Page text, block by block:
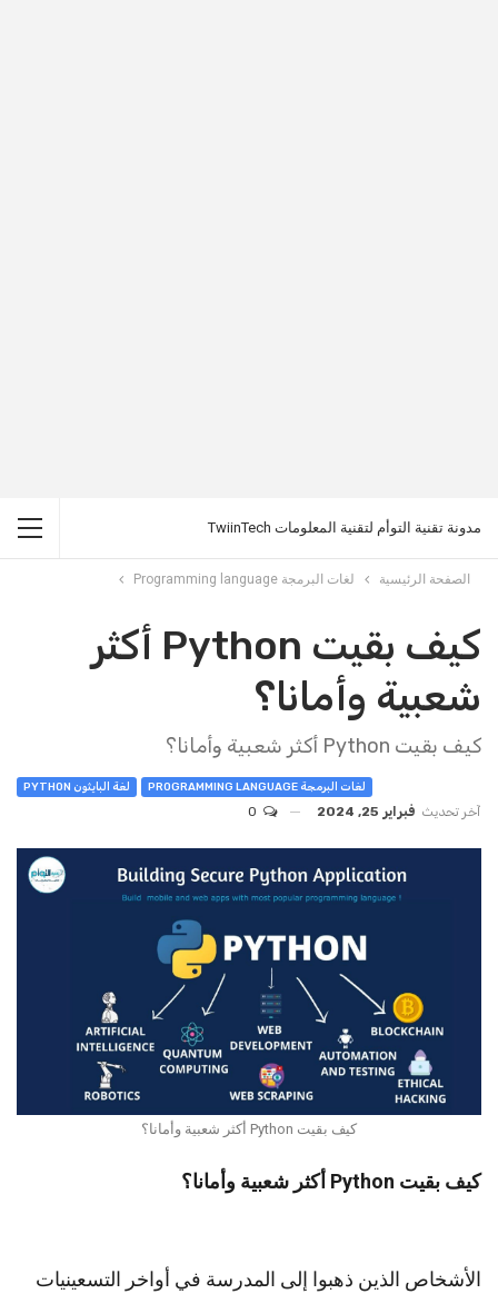
مدونة تقنية التوأم لتقنية المعلومات TwiinTech
الصفحة الرئيسية لغات البرمجة Programming language
كيف بقيت Python أكثر
شعبية وأمانا؟
كيف بقيت Python أكثر شعبية وأمانا؟
لغات البرمجة PROGRAMMING LANGUAGE لغة البايثون PYTHON
آخر تحديث فبراير 25, 2024
كيف بقيت Python أكثر شعبية وأمانا؟
كيف بقيت Python أكثر شعبية وأمانا؟
الأشخاص الذين ذهبوا إلى المدرسة في أواخر التسعينيات